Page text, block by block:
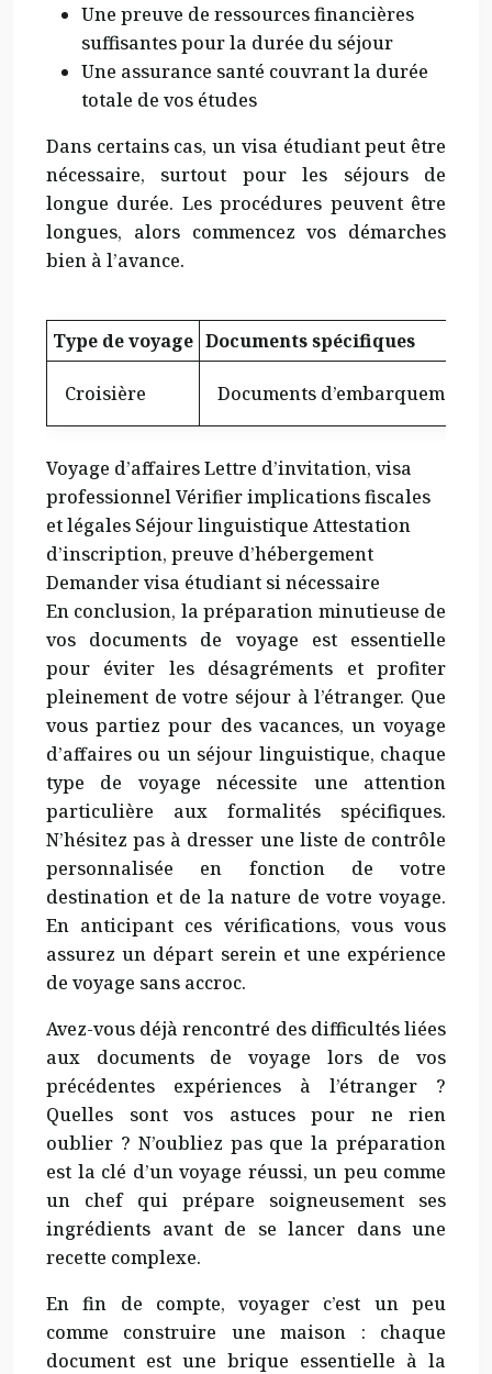
Une preuve de ressources financières
suffisantes pour la durée du séjour
Une assurance santé couvrant la durée
totale de vos études
Dans certains cas, un visa étudiant peut être
nécessaire, surtout pour les séjours de
longue durée. Les procédures peuvent être
longues, alors commencez vos démarches
bien à l’avance.
Type de voyage Documents spécifiques
Croisière Documents d’embarquement,
Voyage d’affaires Lettre d’invitation, visa
professionnel Vérifier implications fiscales
et légales Séjour linguistique Attestation
d’inscription, preuve d’hébergement
Demander visa étudiant si nécessaire
En conclusion, la préparation minutieuse de
vos documents de voyage est essentielle
pour éviter les désagréments et profiter
pleinement de votre séjour à l’étranger. Que
vous partiez pour des vacances, un voyage
d’affaires ou un séjour linguistique, chaque
type de voyage nécessite une attention
particulière aux formalités spécifiques.
N’hésitez pas à dresser une liste de contrôle
personnalisée en fonction de votre
destination et de la nature de votre voyage.
En anticipant ces vérifications, vous vous
assurez un départ serein et une expérience
de voyage sans accroc.
Avez-vous déjà rencontré des difficultés liées
aux documents de voyage lors de vos
précédentes expériences à l’étranger ?
Quelles sont vos astuces pour ne rien
oublier ? N’oubliez pas que la préparation
est la clé d’un voyage réussi, un peu comme
un chef qui prépare soigneusement ses
ingrédients avant de se lancer dans une
recette complexe.
En fin de compte, voyager c’est un peu
comme construire une maison : chaque
document est une brique essentielle à la